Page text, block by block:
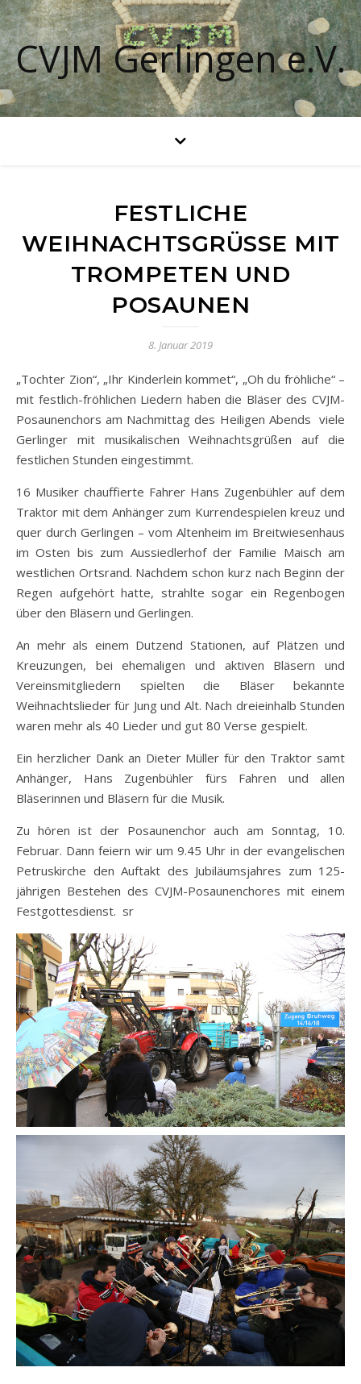
CVJM Gerlingen e.V.
FESTLICHE
WEIHNACHTSGRÜSSE MIT T
ROMPETEN UND P
OSAUNEN
8. Januar 2019
„Tochter Zion“, „Ihr Kinderlein kommet“, „Oh du fröhliche“ –
mit festlich-fröhlichen Liedern haben die Bläser des CVJM-
Posaunenchors am Nachmittag des Heiligen Abends viele
Gerlinger mit musikalischen Weihnachtsgrüßen auf die
festlichen Stunden eingestimmt.
16 Musiker chauffierte Fahrer Hans Zugenbühler auf dem
Traktor mit dem Anhänger zum Kurrendespielen kreuz und
quer durch Gerlingen – vom Altenheim im Breitwiesenhaus
im Osten bis zum Aussiedlerhof der Familie Maisch am
westlichen Ortsrand. Nachdem schon kurz nach Beginn der
Regen aufgehört hatte, strahlte sogar ein Regenbogen
über den Bläsern und Gerlingen.
An mehr als einem Dutzend Stationen, auf Plätzen und
Kreuzungen, bei ehemaligen und aktiven Bläsern und
Vereinsmitgliedern spielten die Bläser bekannte
Weihnachtslieder für Jung und Alt. Nach dreieinhalb Stunden
waren mehr als 40 Lieder und gut 80 Verse gespielt.
Ein herzlicher Dank an Dieter Müller für den Traktor samt
Anhänger, Hans Zugenbühler fürs Fahren und allen
Bläserinnen und Bläsern für die Musik.
Zu hören ist der Posaunenchor auch am Sonntag, 10.
Februar. Dann feiern wir um 9.45 Uhr in der evangelischen
Petruskirche den Auftakt des Jubiläumsjahres zum 125-
jährigen Bestehen des CVJM-Posaunenchores mit einem
Festgottesdienst. sr